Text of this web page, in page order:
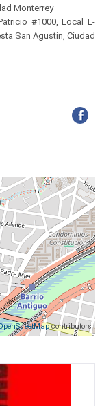
Monterrey
#1000, Local L-
San Agustín, Ciudad
contributors